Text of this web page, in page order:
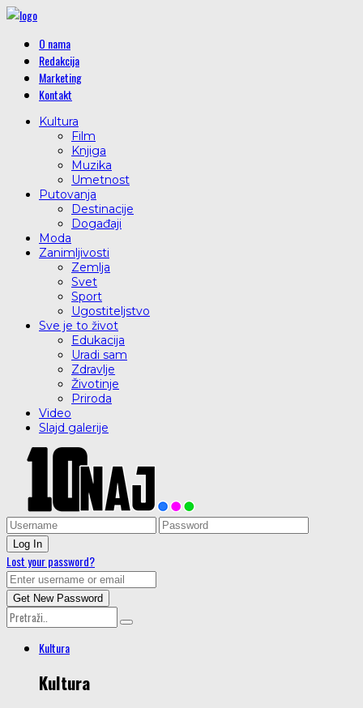
O nama
Redakcija
Marketing
Kontakt
Kultura
Film
Knjiga
Muzika
Umetnost
Putovanja
Destinacije
Događaji
Moda
Zanimljivosti
Zemlja
Svet
Sport
Ugostiteljstvo
Sve je to život
Edukacija
Uradi sam
Zdravlje
Životinje
Priroda
Video
Slajd galerije
Lost your password?
Kultura
Kultura